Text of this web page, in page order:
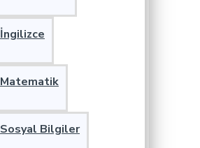
İngilizce
Matematik
Sosyal Bilgiler